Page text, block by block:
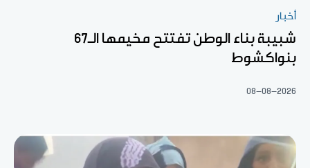
أخبار
شبيبة بناء الوطن تفتتح مخيمها الـ67
بنواكشوط
08-08-2026